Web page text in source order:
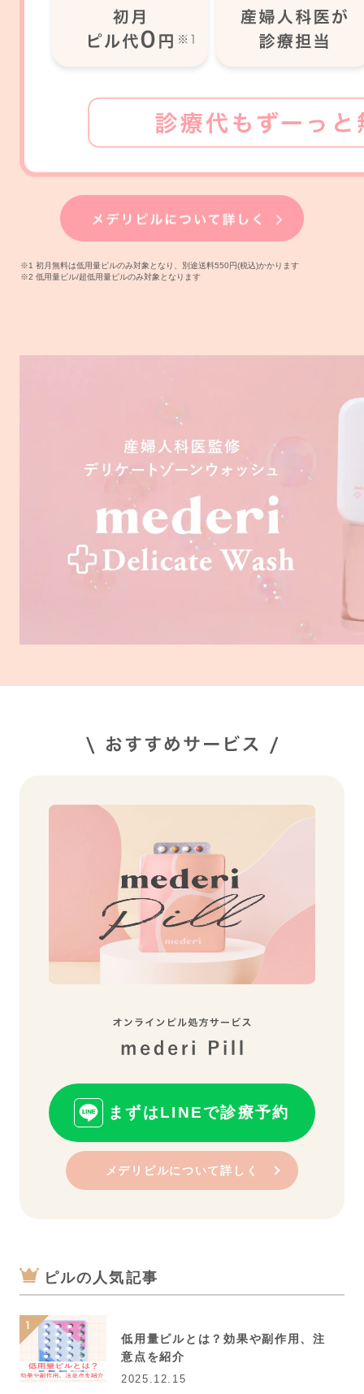
※1 初月無料は低用量ピルのみ対象となり、別途送料550円(税込)かかります
※2 低用量ピル/超低用量ピルのみ対象となります
まずはLINEで診療予約
メデリピルについて詳しく
ピルの人気記事
低用量ピルとは？効果や副作用、注
意点を紹介
2025.12.15